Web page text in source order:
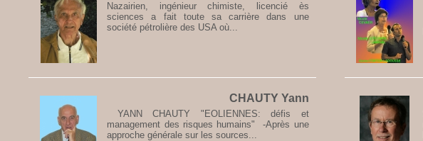
Nazairien, ingénieur chimiste, licencié ès
sciences a fait toute sa carrière dans une
société pétrolière des USA où...
CHAUTY Yann
YANN CHAUTY "EOLIENNES: défis et
management des risques humains" -Après une
approche générale sur les sources...